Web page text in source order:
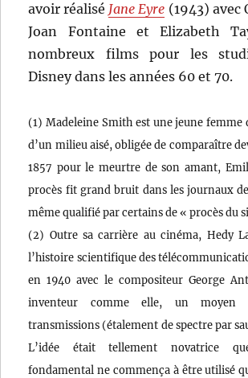
avoir réalisé Jane Eyre (1943) avec
Joan Fontaine et Elizabeth
nombreux films pour les
Disney dans les années 60 et 70.
(1) Madeleine Smith est une jeune femme
d’un milieu aisé, obligée de comparaître
1857 pour le meurtre de son amant,
procès fit grand bruit dans les journaux
même qualifié par certains de « procès du
(2) Outre sa carrière au cinéma, Hedy
l’histoire scientifique des
en 1940 avec le compositeur George
inventeur comme elle, un moyen
transmissions (étalement de spectre par
L’idée était tellement novatrice
fondamental ne commença à être utilisé